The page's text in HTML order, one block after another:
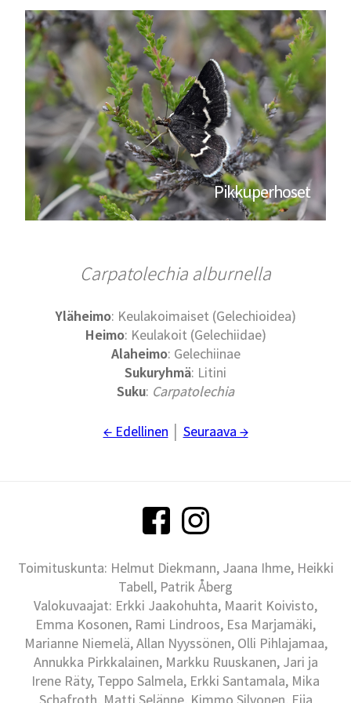
Pikkuperhoset
Carpatolechia alburnella
Yläheimo: Keulakoimaiset (Gelechioidea)
Heimo: Keulakoit (Gelechiidae)
Alaheimo: Gelechiinae
Sukuryhmä: Litini
Suku: Carpatolechia
← Edellinen Seuraava →
Toimituskunta: Helmut Diekmann, Jaana Ihme, Heikki
Tabell, Patrik Åberg
Valokuvaajat: Erkki Jaakohuhta, Maarit Koivisto,
Emma Kosonen, Rami Lindroos, Esa Marjamäki,
Marianne Niemelä, Allan Nyyssönen, Olli Pihlajamaa,
Annukka Pirkkalainen, Markku Ruuskanen, Jari ja
Irene Räty, Teppo Salmela, Erkki Santamala, Mika